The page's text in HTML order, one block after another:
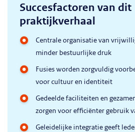
Succesfactoren van dit
praktijkverhaal
Centrale organisatie van
minder bestuurlijke druk
Fusies worden zorgvuldig
voor cultuur en identiteit
Gedeelde faciliteiten en
zorgen voor efficiënter gebruik
Geleidelijke integratie geeft